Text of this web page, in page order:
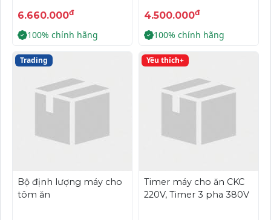
6.660.000đ
100% chính hãng
4.500.000đ
100% chính hãng
Trading
Bộ định lượng máy cho
tôm ăn
Yêu thích+
Timer máy cho ăn CKC
220V, Timer 3 pha 380V